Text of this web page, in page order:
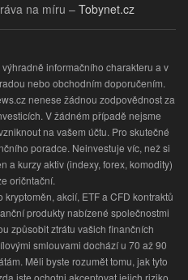
na míru – Tobynet.cz
informačního charakteru a v
nebo obchodním doporučením.
nenese žádnou zodpovědnost za
V žádném případě nejsme
na vašem účtu. Pro skutečné
poradce. Neinvestuje víc, než si
a kurzy aktiv (indexy, forex, komodity)
oričntační.
kryptoměn, akcií, ETF a CFD kontraktů
produkty nabízené společnostmi
způsobit ztrátu vašich finančních
smlouvami dochází u 70 až 90
Měli byste rozumět tomu, jak tyto